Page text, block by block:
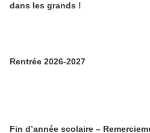
dans les grands !
Rentrée 2026-2027
Fin d’année scolaire –